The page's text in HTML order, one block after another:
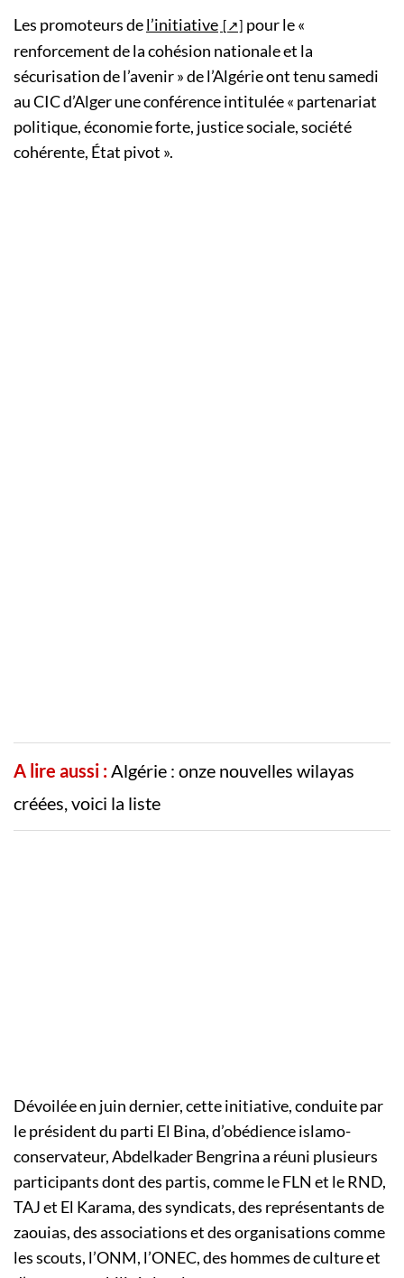
Les promoteurs del’initiative
pour le «
renforcement de la cohésion nationale et la
sécurisation de l’avenir » de l’Algérie ont tenu samedi
au CIC d’Alger une conférence intitulée « partenariat
politique, économie forte, justice sociale, société
cohérente, État pivot ».
A lire aussi :Algérie : onze nouvelles wilayas
créées, voici la liste
Dévoilée en juin dernier, cette initiative, conduite par
le président du parti El Bina, d’obédience islamo-
conservateur, Abdelkader Bengrina a réuni plusieurs
participants dont des partis, comme le FLN et le RND,
TAJ et El Karama, des syndicats, des représentants de
zaouias, des associations et des organisations comme
les scouts, l’ONM, l’ONEC, des hommes de culture et